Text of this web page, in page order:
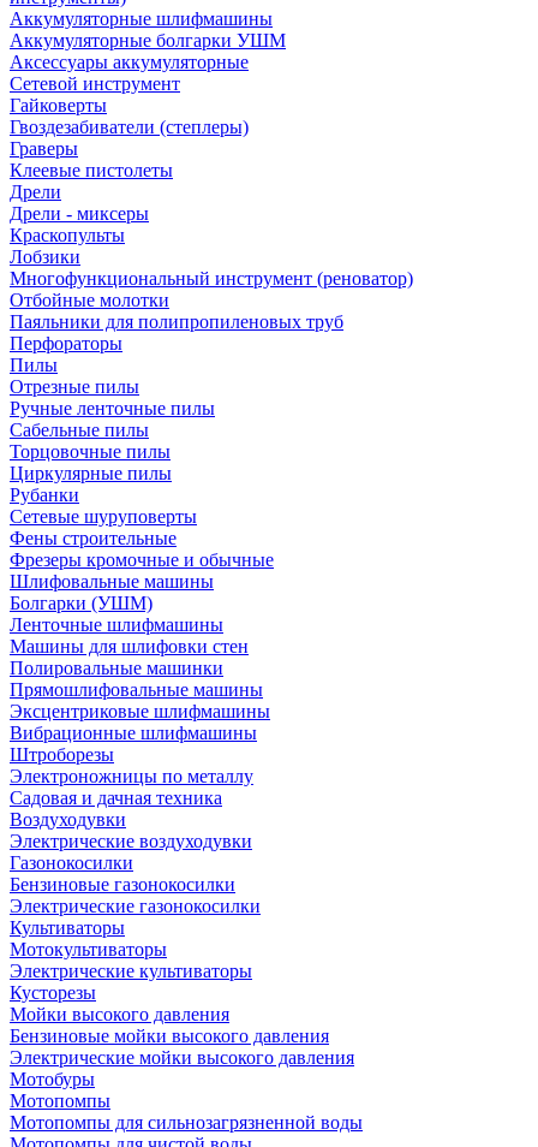
Аккумуляторные шлифмашины
Аккумуляторные болгарки УШМ
Аксессуары аккумуляторные
Сетевой инструмент
Гайковерты
Гвоздезабиватели (степлеры)
Граверы
Клеевые пистолеты
Дрели
Дрели - миксеры
Краскопульты
Лобзики
Многофункциональный инструмент (реноватор)
Отбойные молотки
Паяльники для полипропиленовых труб
Перфораторы
Пилы
Отрезные пилы
Ручные ленточные пилы
Сабельные пилы
Торцовочные пилы
Циркулярные пилы
Рубанки
Сетевые шуруповерты
Фены строительные
Фрезеры кромочные и обычные
Шлифовальные машины
Болгарки (УШМ)
Ленточные шлифмашины
Машины для шлифовки стен
Полировальные машинки
Прямошлифовальные машины
Эксцентриковые шлифмашины
Вибрационные шлифмашины
Штроборезы
Электроножницы по металлу
Садовая и дачная техника
Воздуходувки
Электрические воздуходувки
Газонокосилки
Бензиновые газонокосилки
Электрические газонокосилки
Культиваторы
Мотокультиваторы
Электрические культиваторы
Кусторезы
Мойки высокого давления
Бензиновые мойки высокого давления
Электрические мойки высокого давления
Мотобуры
Мотопомпы
Мотопомпы для сильнозагрязненной воды